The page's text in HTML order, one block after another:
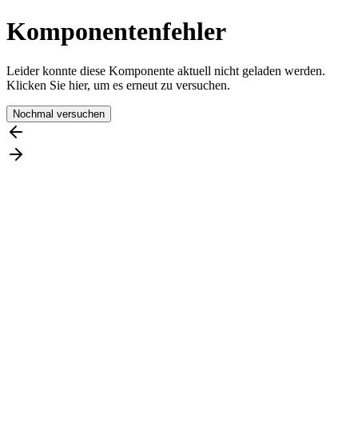
Komponentenfehler
Leider konnte diese Komponente aktuell nicht geladen werden.
Klicken Sie hier, um es erneut zu versuchen.
Nochmal versuchen